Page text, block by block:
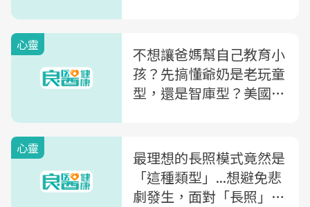
心靈
不想讓爸媽幫自己教育小
孩？先搞懂爺奶是老玩童
型，還是智庫型？美國心
衡點
心靈
最理想的長照模式竟然是
「這種類型」...想避免悲
劇發生，面對「長照」，